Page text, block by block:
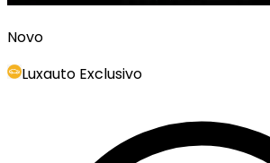
Novo
Luxauto Exclusivo